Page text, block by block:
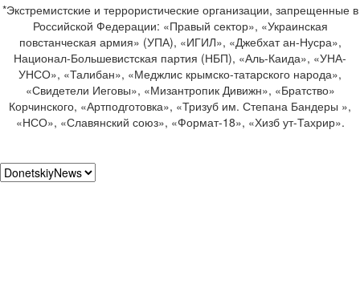
*Экстремистские и террористические организации, запрещенные в
Российской Федерации: «Правый сектор», «Украинская
повстанческая армия» (УПА), «ИГИЛ», «Джебхат ан-Нусра»,
Национал-Большевистская партия (НБП), «Аль-Каида», «УНА-
УНСО», «Талибан», «Меджлис крымско-татарского народа»,
«Свидетели Иеговы», «Мизантропик Дивижн», «Братство»
Корчинского, «Артподготовка», «Тризуб им. Степана Бандеры »,
«НСО», «Славянский союз», «Формат-18», «Хизб ут-Тахрир».